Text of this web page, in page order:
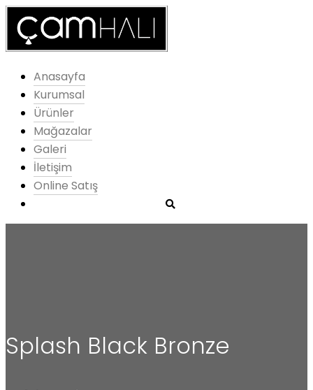
Anasayfa
Kurumsal
Ürünler
Mağazalar
Galeri
İletişim
Online Satış
Splash Black Bronze